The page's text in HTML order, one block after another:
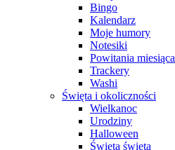
Bingo
Kalendarz
Moje humory
Notesiki
Powitania miesiąca
Trackery
Washi
Święta i okoliczności
Wielkanoc
Urodziny
Halloween
Święta święta